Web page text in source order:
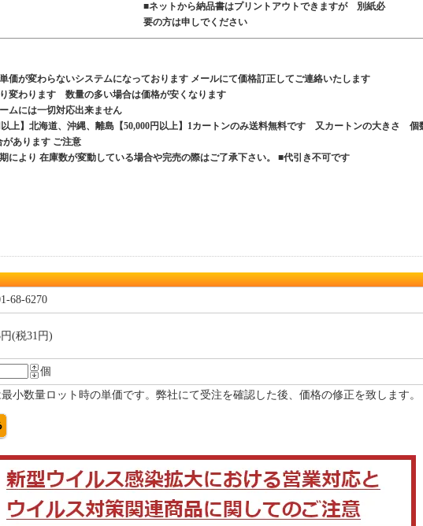
■ネットから納品書はプリントアウトできますが 別紙必
要の方は申しでください
価が変わらないシステムになっております メールにて価格訂正してご連絡いたします
変わります 数量の多い場合は価格が安くなります
ムには一切対応出来ません
上】北海道、沖縄、離島【50,000円以上】1カートンのみ送料無料です 又カートンの大きさ 個
があります ご注意
により 在庫数が変動している場合や完売の際はご了承下さい。 ■代引き不可です
68-6270
(税31円)
個
小数量ロット時の単価です。弊社にて受注を確認した後、価格の修正を致します。